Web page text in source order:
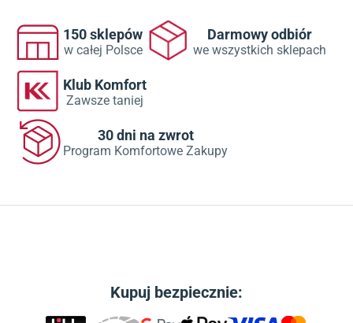
150 sklepów
w całej Polsce
Darmowy odbiór
we wszystkich sklepach
Klub Komfort
Zawsze taniej
30 dni na zwrot
Program Komfortowe Zakupy
Kupuj bezpiecznie: